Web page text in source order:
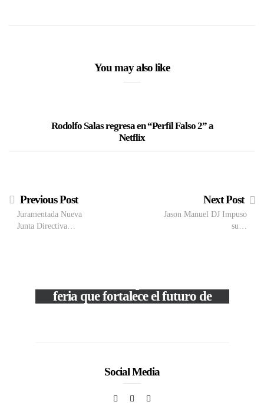
You may also like
Rodolfo Salas regresa en “Perfil Falso 2” a
Netflix
Previous Post
Juramentada Nueva
Junta Directiva…
Next Post
Jason Manuel DJ Impuso
su…
feria que fortalece el futuro de
Social Media